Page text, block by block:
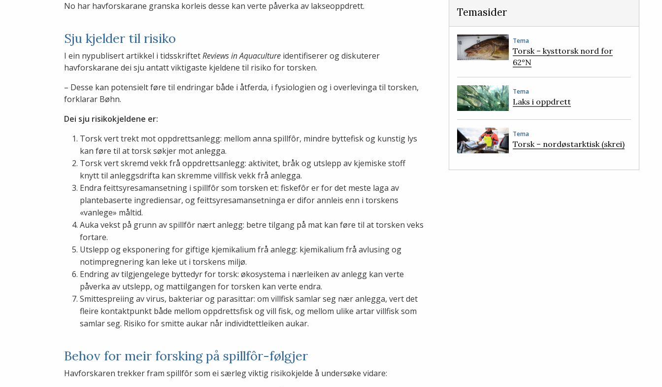
No har havforskarane granska korleis desse kan verte påverka av lakseoppdrett.
Sju kjelder til risiko
I ein nypublisert artikkel i tidsskriftetReviews in Aquaculture identifiserer og diskuterer
havforskarane dei sju antatt viktigaste kjeldene til risiko for torsken.
– Desse kan potensielt føre til endringar både i åtferda, i fysiologien og i overlevinga til torsken,
forklarar Bøhn.
Dei sju risikokjeldene er:
Torsk vert trekt mot oppdrettsanlegg: mellom anna spillfôr, mindre byttefisk og kunstig lys
kan føre til at torsk søkjer mot anlegga.
Torsk vert skremd vekk frå oppdrettsanlegg: aktivitet, bråk og utslepp av kjemiske stoff
knytt til anleggsdrifta kan skremme villfisk vekk frå anlegga.
Endra feittsyresamansetning i spillfôr som torsken et: fiskefôr er for det meste laga av
plantebaserte ingrediensar, og feittsyresamansetninga er difor annleis enn i torskens
«vanlege» måltid.
Auka vekst på grunn av spillfôr nært anlegg: betre tilgang på mat kan føre til at torsken veks
fortare.
Utslepp og eksponering for giftige kjemikalium frå anlegg: kjemikalium frå avlusing og
notimpregnering kan leke ut i torskens miljø.
Endring av tilgjengelege byttedyr for torsk: økosystema i nærleiken av anlegg kan verte
påverka av utslepp, og mattilgangen for torsken kan verte endra.
Smittespreiing av virus, bakteriar og parasittar: om villfisk samlar seg nær anlegga, vert det
fleire kontaktpunkt både mellom oppdrettsfisk og vill fisk, og mellom ulike artar villfisk som
samlar seg. Risiko for smitte aukar når individtettleiken aukar.
Behov for meir forsking på spillfôr-følgjer
Havforskaren trekker fram spillfôr som ei særleg viktig risikokjelde å undersøke vidare:
Temasider
Tema
Torsk – kysttorsk nord for
62°N
Tema
Laks i oppdrett
Tema
Torsk – nordøstarktisk (skrei)